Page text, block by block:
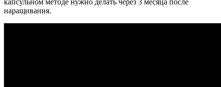
капсульном методе нужно делать через 3 месяца после
наращивания.